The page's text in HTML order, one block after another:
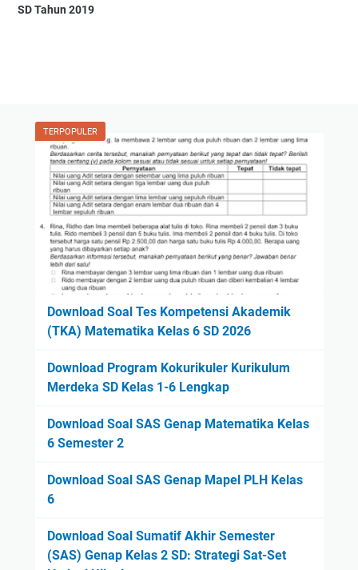
SD Tahun 2019
TERPOPULER
Download Soal Tes Kompetensi Akademik
(TKA) Matematika Kelas 6 SD 2026
Download Program Kokurikuler Kurikulum
Merdeka SD Kelas 1-6 Lengkap
Download Soal SAS Genap Matematika Kelas
6 Semester 2
Download Soal SAS Genap Mapel PLH Kelas
6
Download Soal Sumatif Akhir Semester
(SAS) Genap Kelas 2 SD: Strategi Sat-Set